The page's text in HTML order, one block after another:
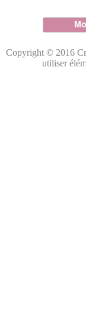
Copyright © 2016
utiliser